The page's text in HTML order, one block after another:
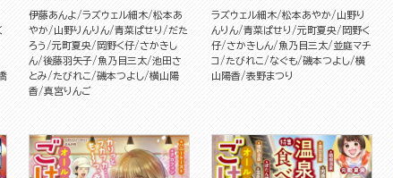
伊藤あんよ ラズウェル細木 松本あ
やか
山野りんりん 青菜ぱせり
だた
ろう
元町夏央 岡野く仔 さかきし
ん 後藤羽矢子 魚乃目三太 池田さ
とみ
たびれこ 磯本つよし 横山陽
香
真宮りんご
ラズウェル細木 松本あやか
山野り
んりん 青菜ぱせり 元町夏央
岡野く
仔 さかきしん 魚乃目三太
並庭マチ
コ
たびれこ なぐも 磯本つよし 横
山陽香
表野まつり